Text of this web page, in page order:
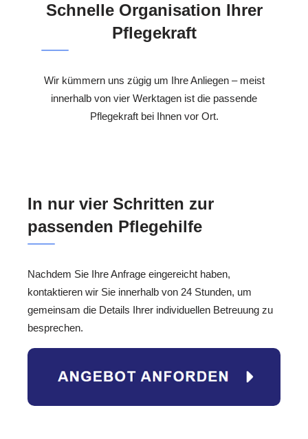
Schnelle Organisation Ihrer
Pflegekraft
Wir kümmern uns zügig um Ihre Anliegen – meist
innerhalb von vier Werktagen ist die passende
Pflegekraft bei Ihnen vor Ort.
In nur vier Schritten zur
passenden Pflegehilfe
Nachdem Sie Ihre Anfrage eingereicht haben,
kontaktieren wir Sie innerhalb von 24 Stunden, um
gemeinsam die Details Ihrer individuellen Betreuung zu
besprechen.